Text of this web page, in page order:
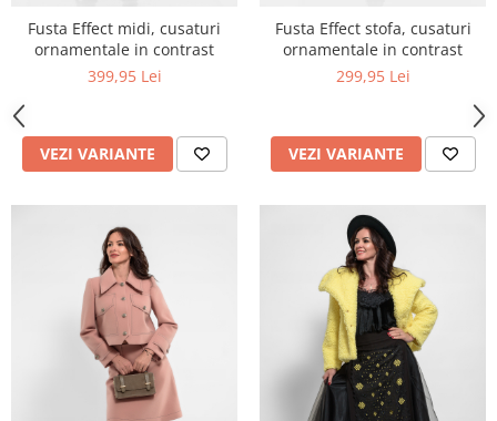
Fusta Effect midi, cusaturi
ornamentale in contrast
399,95 Lei
VEZI VARIANTE
Fusta Effect stofa, cusaturi
ornamentale in contrast
299,95 Lei
VEZI VARIANTE